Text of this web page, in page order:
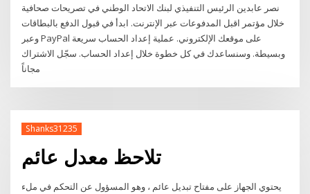
نصر عابدين الرئيس التنفيذي لبنك الاتحاد الوطني في تصريحات صحافية
خلال مؤتمر اقبل المدفوعات عبر الإنترنت. ابدأ في قبول الدفع بالبطاقات
وعبر PayPal على موقعك الإلكتروني. عملية إعداد الحساب سريعة
وبسيطة. وسنساعدك في كل خطوة خلال إعداد الحساب. سجّل الاشتراك
مجاناً
Shanks31235
تلاحظ معدل عائم
يحتوي الجهاز على مفتاح تبديل عائم ، وهو المسؤول عن التحكم في ملء